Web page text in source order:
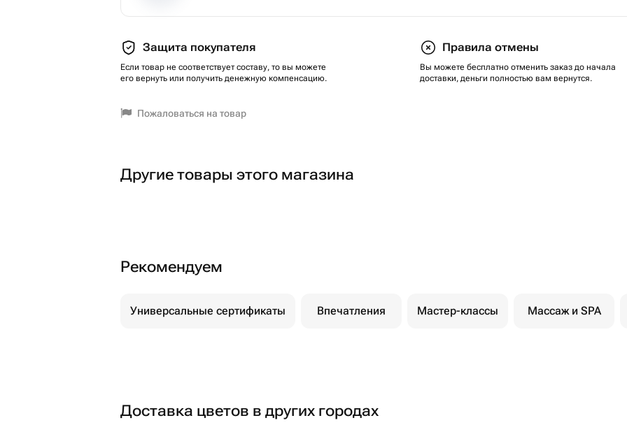
Защита покупателя
Если товар не соответствует составу, то вы можете
его вернуть или получить денежную компенсацию.
Правила отмены
Вы можете бесплатно отменить заказ до начала
доставки, деньги полностью вам вернутся.
Пожаловаться на товар
Другие товары этого магазина
Рекомендуем
Универсальные сертификаты Впечатления Мастер-классы Массаж и SPA
Доставка цветов в других городах